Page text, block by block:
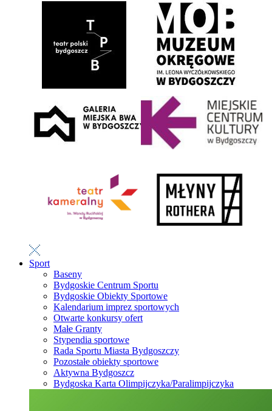
Sport
Baseny
Bydgoskie Centrum Sportu
Bydgoskie Obiekty Sportowe
Kalendarium imprez sportowych
Otwarte konkursy ofert
Małe Granty
Stypendia sportowe
Rada Sportu Miasta Bydgoszczy
Pozostałe obiekty sportowe
Aktywna Bydgoszcz
Bydgoska Karta Olimpijczyka/Paralimpijczyka